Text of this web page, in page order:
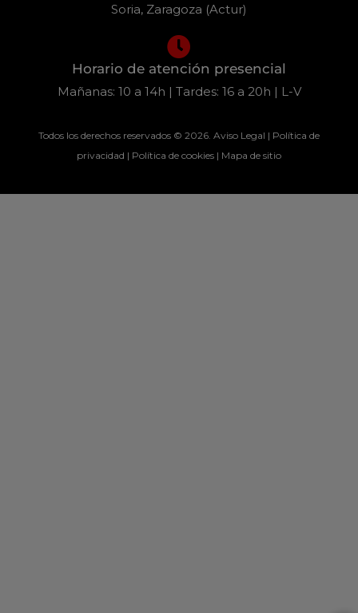
Soria, Zaragoza (Actur)
Horario de atención presencial
Mañanas: 10 a 14h | Tardes: 16 a 20h | L-V
Todos los derechos reservados © 2026. Aviso Legal | Política de
privacidad | Política de cookies | Mapa de sitio